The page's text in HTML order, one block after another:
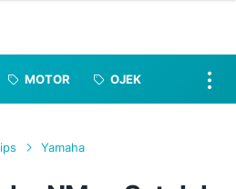
MOTOR OJEK
Yamaha